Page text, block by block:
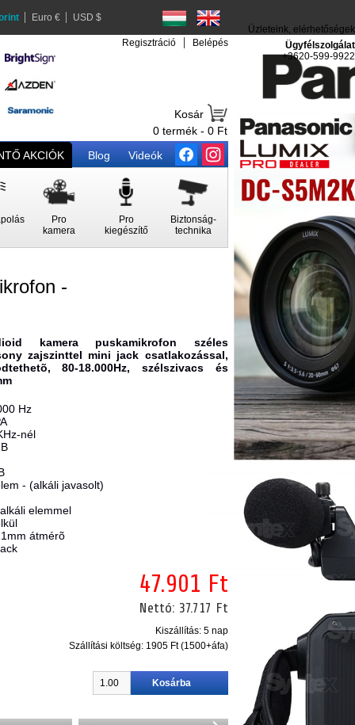
Euro € USD $
Regisztráció Belépés
Kosár
0 termék - 0 Ft
AKCIÓK Blog Videók
Pro
kamera
Pro
kiegészítő
Biztonság-
technika
Üzleteink, elérhetőségek
Ügyfélszolgálat
+3620-599-9922
-
kamera puskamikrofon széles
zajszinttel mini jack csatlakozással,
80-18.000Hz, szélszivacs és
Hz
nél
- (alkáli javasolt)
elemmel
átmérõ
47.901 Ft
Nettó: 37.717 Ft
Kiszállítás: 5 nap
Szállítási költség:1905 Ft (1500+áfa)